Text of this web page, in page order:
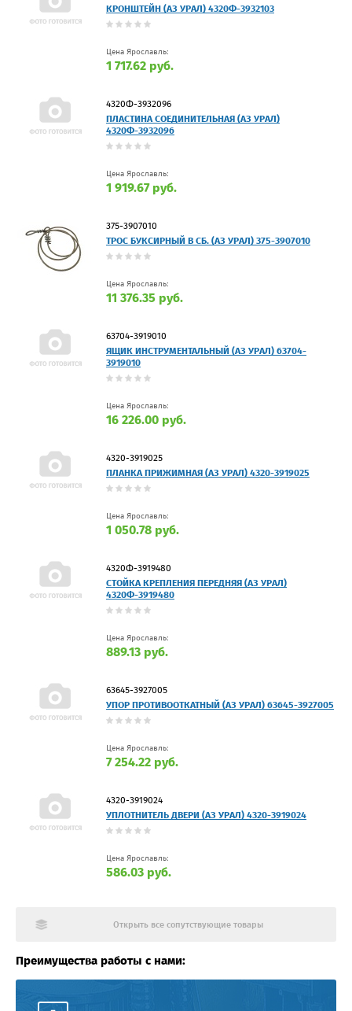
КРОНШТЕЙН (АЗ УРАЛ) 4320Ф-3932103
Цена Ярославль:
1 717.62 руб.
4320Ф-3932096
ПЛАСТИНА СОЕДИНИТЕЛЬНАЯ (АЗ УРАЛ)
4320Ф-3932096
Цена Ярославль:
1 919.67 руб.
375-3907010
ТРОС БУКСИРНЫЙ В СБ. (АЗ УРАЛ) 375-3907010
Цена Ярославль:
11 376.35 руб.
63704-3919010
ЯЩИК ИНСТРУМЕНТАЛЬНЫЙ (АЗ УРАЛ) 63704-
3919010
Цена Ярославль:
16 226.00 руб.
4320-3919025
ПЛАНКА ПРИЖИМНАЯ (АЗ УРАЛ) 4320-3919025
Цена Ярославль:
1 050.78 руб.
4320Ф-3919480
СТОЙКА КРЕПЛЕНИЯ ПЕРЕДНЯЯ (АЗ УРАЛ)
4320Ф-3919480
Цена Ярославль:
889.13 руб.
63645-3927005
УПОР ПРОТИВООТКАТНЫЙ (АЗ УРАЛ) 63645-3927005
Цена Ярославль:
7 254.22 руб.
4320-3919024
УПЛОТНИТЕЛЬ ДВЕРИ (АЗ УРАЛ) 4320-3919024
Цена Ярославль:
586.03 руб.
Открыть все сопутствующие товары
Преимущества работы с нами: